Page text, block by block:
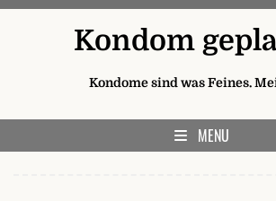
Kondom
Kondome sind was Feines.
MENU